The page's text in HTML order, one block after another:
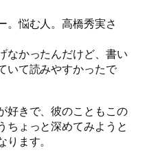
。悩む人。高橋秀実さ
なかったんだけど、書い
いて読みやすかったで
好きで、彼のこともこの
ちょっと深めてみようと
ます。